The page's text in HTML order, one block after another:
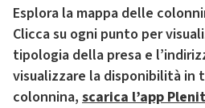
Esplora la mappa delle
Clicca su ogni punto per
tipologia della presa e
visualizzare la disponibilità in
colonnina, scarica l’app